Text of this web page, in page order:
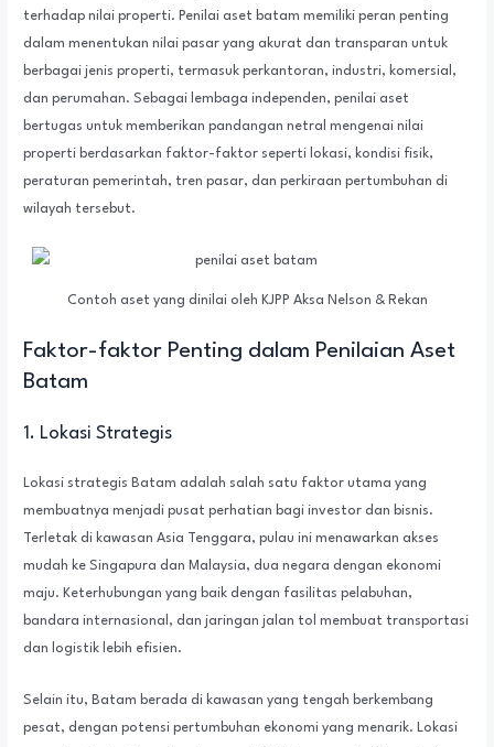
terhadap nilai properti. Penilai aset batam memiliki peran penting
dalam menentukan nilai pasar yang akurat dan transparan untuk
berbagai jenis properti, termasuk perkantoran, industri, komersial,
dan perumahan. Sebagai lembaga independen, penilai aset
bertugas untuk memberikan pandangan netral mengenai nilai
properti berdasarkan faktor-faktor seperti lokasi, kondisi fisik,
peraturan pemerintah, tren pasar, dan perkiraan pertumbuhan di
wilayah tersebut.
Contoh aset yang dinilai oleh KJPP Aksa Nelson & Rekan
Faktor-faktor Penting dalam Penilaian Aset
Batam
1. Lokasi Strategis
Lokasi strategis Batam adalah salah satu faktor utama yang
membuatnya menjadi pusat perhatian bagi investor dan bisnis.
Terletak di kawasan Asia Tenggara, pulau ini menawarkan akses
mudah ke Singapura dan Malaysia, dua negara dengan ekonomi
maju. Keterhubungan yang baik dengan fasilitas pelabuhan,
bandara internasional, dan jaringan jalan tol membuat transportasi
dan logistik lebih efisien.
Selain itu, Batam berada di kawasan yang tengah berkembang
pesat, dengan potensi pertumbuhan ekonomi yang menarik. Lokasi